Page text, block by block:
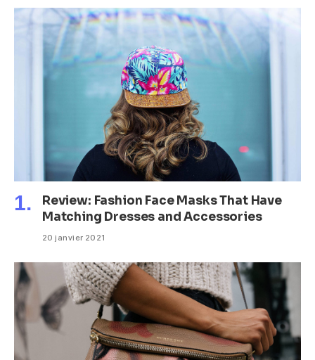
Review: Fashion Face Masks That Have
Matching Dresses and Accessories
20 janvier 2021